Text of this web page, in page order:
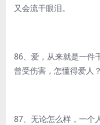
又会流干眼泪。
86、爱，从来就是一件
曾受伤害，怎懂得爱人？
87、无论怎么样，一个